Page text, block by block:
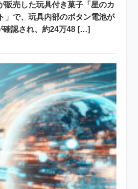
販売した玩具付き菓子「星のカ
」で、玩具内部のボタン電池が
確認され、約24万48 […]